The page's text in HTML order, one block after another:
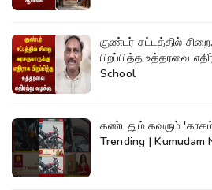
குண்டர் சட்டத்தில்
பிறப்பித்த உத்தரவை
School
கண்டதும் கவரும்
Trending | Kumudam